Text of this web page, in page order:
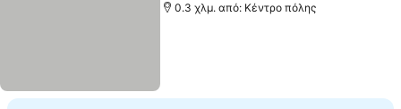
0.3 χλμ. από: Κέντρο πόλης